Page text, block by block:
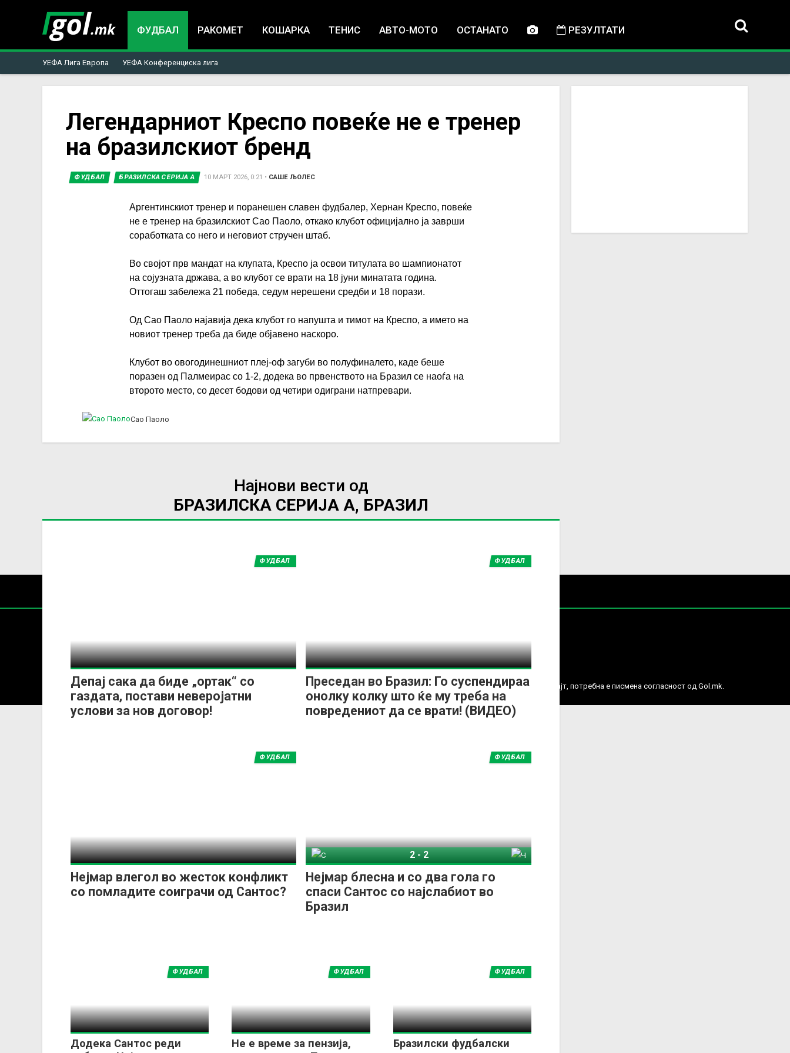
ФУДБАЛ РАКОМЕТ КОШАРКА ТЕНИС АВТО-МОТО ОСТАНАТО РЕЗУЛТАТИ
УЕФА Лига Европа УЕФА Конференциска лига
here
Легендарниот Креспо повеќе не е тренер
на бразилскиот бренд
ФУДБАЛ БРАЗИЛСКА СЕРИЈА А 10 МАРТ 2026, 0:21 • САШЕ ЉОЛЕС
Аргентинскиот тренер и поранешен славен фудбалер, Хернан Креспо, повеќе
не е тренер на бразилскиот Сао Паоло, откако клубот официјално ја заврши
соработката со него и неговиот стручен штаб.
Во својот прв мандат на клупата, Креспо ја освои титулата во шампионатот
на сојузната држава, а во клубот се врати на 18 јуни минатата година.
Оттогаш забележа 21 победа, седум нерешени средби и 18 порази.
Од Сао Паоло најавија дека клубот го напушта и тимот на Креспо, а името на
новиот тренер треба да биде објавено наскоро.
Клубот во овогодинешниот плеј-оф загуби во полуфиналето, каде беше
поразен од Палмеирас со 1-2, додека во првенството на Бразил се наоѓа на
второто место, со десет бодови од четири одиграни натпревари.
Сао Паоло
Најнови вести од
БРАЗИЛСКА СЕРИЈА А, БРАЗИЛ
Депај сака да биде „ортак“ со
газдата, постави неверојатни
услови за нов договор!
ФУДБАЛ
Преседан во Бразил: Го суспендираа
онолку колку што ќе му треба на
повредениот да се врати! (ВИДЕО)
ФУДБАЛ
Нејмар влегол во жесток конфликт
со помладите соиграчи од Сантос?
ФУДБАЛ
Нејмар блесна и со два гола го
спаси Сантос со најслабиот во
Бразил
ФУДБАЛ
2-2
Додека Сантос реди
ФУДБАЛ
Не е време за пензија,
ФУДБАЛ
Бразилски фудбалски
ФУДБАЛ
Сите права задржани
Содржините на Gol.mk се заштитени со Законот за авторското право и сродните права.
За секоја форма на распространување, репродукција или комерцијална употреба на текстови, фотографии или податоци од овој веб сајт, потребна е писмена согласност од Gol.mk.